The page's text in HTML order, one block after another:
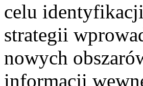
celu
strategii
nowych
informacji